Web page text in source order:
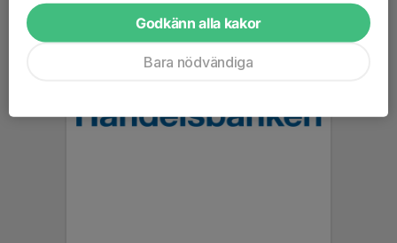
Godkänn alla kakor
Bara nödvändiga